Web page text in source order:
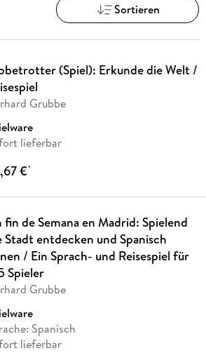
Sortieren
(Spiel): Erkunde die Welt /
Grubbe
lieferbar
€*
fin de Semana en Madrid: Spielend
Stadt entdecken und Spanisch
/ Ein Sprach- und Reisespiel für
Spieler
Grubbe
Spanisch
lieferbar